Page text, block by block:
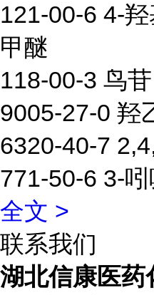
121-00-6 4-
甲醚
118-00-3 鸟苷
9005-27-0 羟
6320-40-7
771-50-6 3-
全文 >
联系我们
湖北信康医药